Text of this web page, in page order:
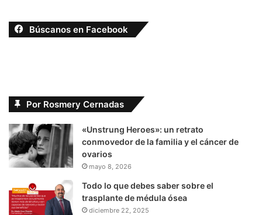
Búscanos en Facebook
Por Rosmery Cernadas
«Unstrung Heroes»: un retrato
conmovedor de la familia y el cáncer de
ovarios
mayo 8, 2026
Todo lo que debes saber sobre el
trasplante de médula ósea
diciembre 22, 2025